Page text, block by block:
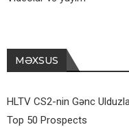
MƏXSUS
HLTV CS2-nin Gənc
Top 50 Prospects